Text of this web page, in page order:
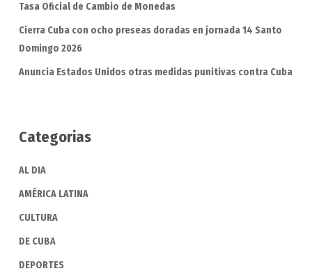
Tasa Oficial de Cambio de Monedas
Cierra Cuba con ocho preseas doradas en jornada 14 Santo
Domingo 2026
Anuncia Estados Unidos otras medidas punitivas contra Cuba
Categorias
AL DIA
AMÉRICA LATINA
CULTURA
DE CUBA
DEPORTES